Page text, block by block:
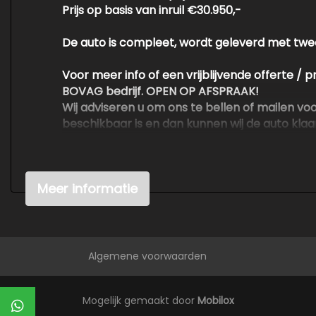
Multimedia scherm standaard
Passagiersairbag
Rondomzicht camera
Schakelpaddles
Prijs op basis van inruil €30.950,-
De auto is compleet, wordt geleverd met
Voor meer info of een vrijblijvende offerte /
BOVAG bedrijf. OPEN OP AFSPRAAK!
Wij adviseren u om ons te bellen of mailen
beschikbaar is en dan kunnen wij de auto
Kwaliteit is voor ons erg belangrijk. Wij
waardoor wij de auto's tegen scherpe prijzen
ontleend aan de verstrekte informatie in de
Meer informatie
Algemene voorwaarden
Mogelijk gemaakt door Mobilox